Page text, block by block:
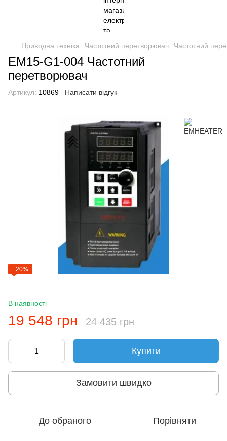
Приводна техніка Частотний перетворювач Частотний
EM15-G1-004 Частотний
перетворювач
Артикул: 10869 Написати відгук
−20%
В наявності
19 548 грн 24 435 грн
Купити
Замовити швидко
До обраного Порівняти